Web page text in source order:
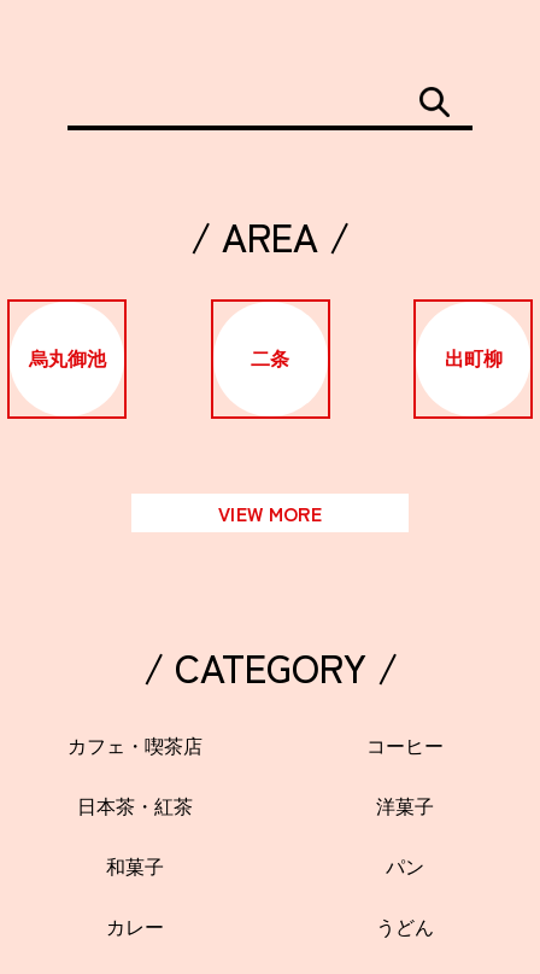
/ AREA /
烏丸御池 二条 出町柳
VIEW MORE
/ CATEGORY /
カフェ・喫茶店 コーヒー
日本茶・紅茶 洋菓子
和菓子 パン
カレー うどん